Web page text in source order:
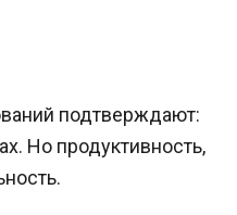
подтверждают:
Но продуктивность,